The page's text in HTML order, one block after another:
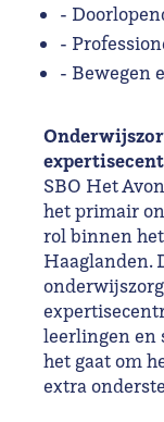
-
-
- Bewegen
SBO Het
het primair
rol binnen
Haaglanden.
leerlingen en
het gaat om
extra